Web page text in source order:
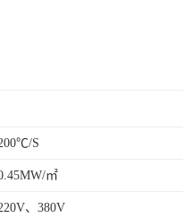
S
㎡
、380V